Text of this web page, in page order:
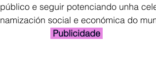
e seguir potenciando unha
social e económica do
Publicidade